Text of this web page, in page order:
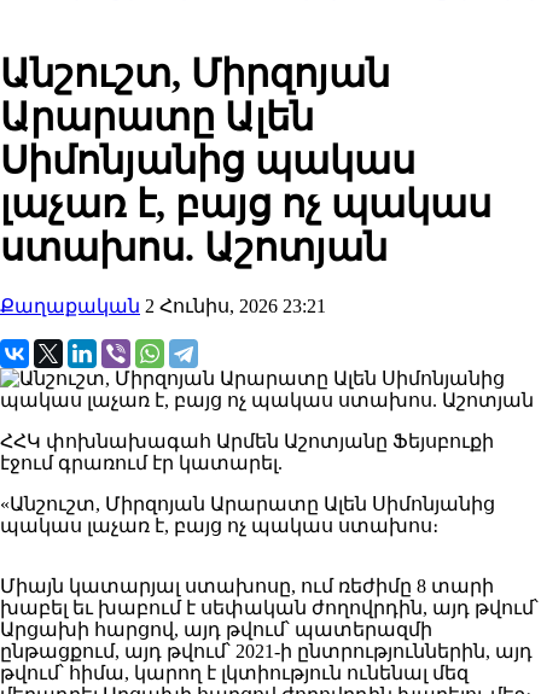
Անշուշտ, Միրզոյան
Արարատը Ալեն
Սիմոնյանից պակաս
լաչառ է, բայց ոչ պակաս
ստախոս. Աշոտյան
Քաղաքական 2 Հունիս, 2026 23:21
ՀՀԿ փոխնախագահ Արմեն Աշոտյանը Ֆեյսբուքի
էջում գրառում էր կատարել.
«Անշուշտ, Միրզոյան Արարատը Ալեն Սիմոնյանից
պակաս լաչառ է, բայց ոչ պակաս ստախոս։
Միայն կատարյալ ստախոսը, ում ռեժիմը 8 տարի
խաբել եւ խաբում է սեփական ժողովրդին, այդ թվում՝
Արցախի հարցով, այդ թվում՝ պատերազմի
ընթացքում, այդ թվում՝ 2021-ի ընտրություններին, այդ
թվում՝ հիմա, կարող է լկտիություն ունենալ մեզ